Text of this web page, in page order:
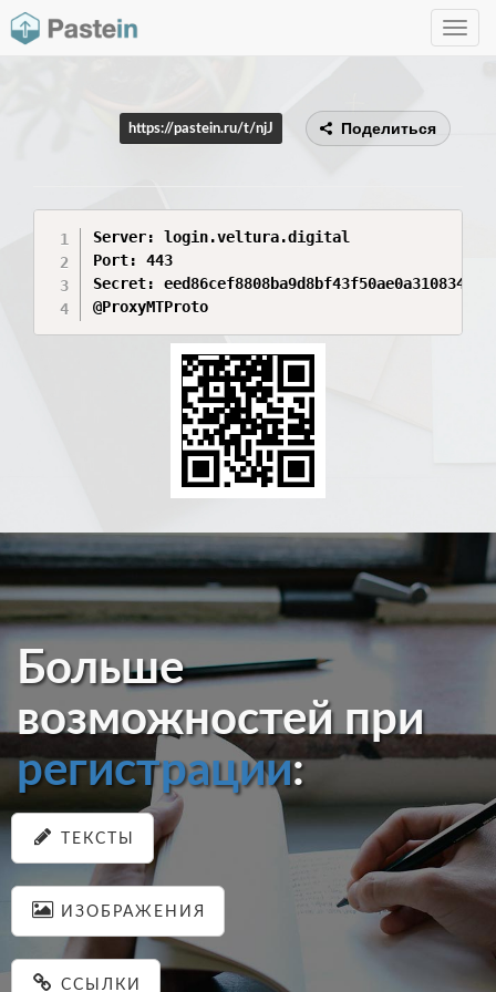
Toggle
https://pastein.ru/t/njJ Поделиться
Server: login.veltura.digital
Port: 443
Secret:
@ProxyMTProto
Больше
возможностей при
регистрации:
ТЕКСТЫ
ИЗОБРАЖЕНИЯ
ССЫЛКИ